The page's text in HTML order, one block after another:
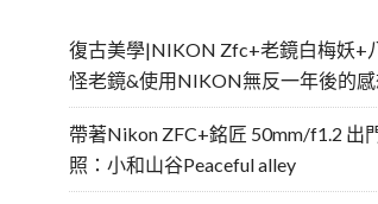
復古美學|NIKON Zfc+老鏡白梅妖+
怪老鏡&使用NIKON無反一年後的感
帶著Nikon ZFC+銘匠 50mm/f1.2 出
照：小和山谷Peaceful alley